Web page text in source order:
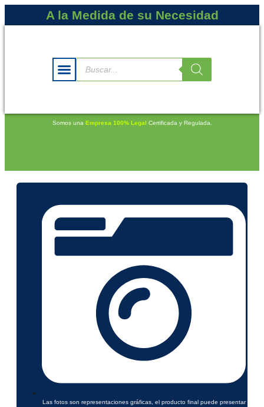
A la Medida de su Necesidad
Somos una Empresa 100% Legal Certificada y Regulada.
Las fotos son representaciones gráficas, el producto final puede presentar